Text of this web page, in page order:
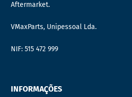
Aftermarket.
VMaxParts, Unipessoal Lda.
NIF: 515 472 999
INFORMAÇÕES